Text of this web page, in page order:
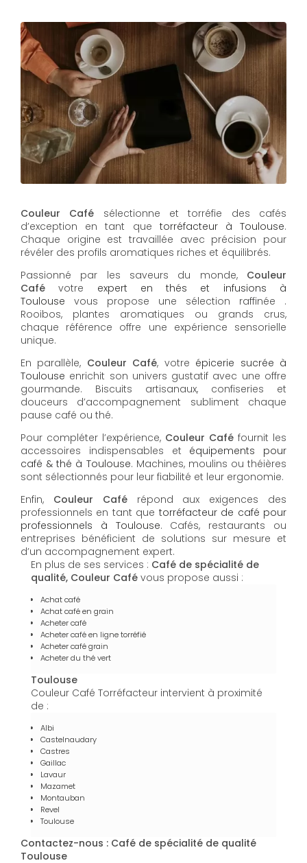
Couleur Café sélectionne et torréfie des cafés
d’exception en tant que torréfacteur à Toulouse.
Chaque origine est travaillée avec précision pour
révéler des profils aromatiques riches et équilibrés.
Passionné par les saveurs du monde, Couleur
Café votre expert en thés et infusions à
Toulouse vous propose une sélection raffinée .
Rooibos, plantes aromatiques ou grands crus,
chaque référence offre une expérience sensorielle
unique.
En parallèle, Couleur Café, votre épicerie sucrée à
Toulouse enrichit son univers gustatif avec une offre
gourmande. Biscuits artisanaux, confiseries et
douceurs d’accompagnement subliment chaque
pause café ou thé.
Pour compléter l’expérience, Couleur Café fournit les
accessoires indispensables et équipements pour
café & thé à Toulouse. Machines, moulins ou théières
sont sélectionnés pour leur fiabilité et leur ergonomie.
Enfin, Couleur Caférépond aux exigences des
professionnels en tant que torréfacteur de café pour
professionnels à Toulouse. Cafés, restaurants ou
entreprises bénéficient de solutions sur mesure et
d’un accompagnement expert.
En plus de ses services : Café de spécialité de
qualité, Couleur Café vous propose aussi :
Achat café
Achat café en grain
Acheter café
Acheter café en ligne torréfié
Acheter café grain
Acheter du thé vert
Toulouse
Couleur Café Torréfacteur intervient à proximité
de :
Albi
Castelnaudary
Castres
Gaillac
Lavaur
Mazamet
Montauban
Revel
Toulouse
Contactez-nous : Café de spécialité de qualité
Toulouse